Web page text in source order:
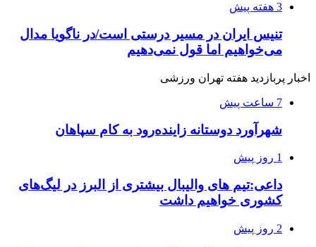
3 هفته پیش
تنیس ایران در مسیر درستی است/در ناگویا مدال
می‌خواهیم اما قول نمی‌دهیم
اخبار پربازدید هفته تهران ورزشی
7 ساعت پیش
شهرآورد دوستانه زاینده‌رود به کام سپاهان
1 روز پیش
داعی:تیم های والیبال بیشتری از البرز در لیگ‌های
کشوری خواهیم داشت
2 روز پیش